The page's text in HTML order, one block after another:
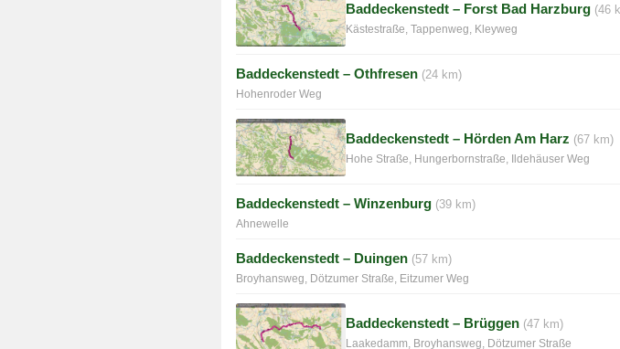
Baddeckenstedt – Forst Bad Harzburg (46
Kästestraße, Tappenweg, Kleyweg
Baddeckenstedt – Othfresen (24 km)
Hohenroder Weg
Baddeckenstedt – Hörden Am Harz (67 km)
Hohe Straße, Hungerbornstraße, Ildehäuser Weg
Baddeckenstedt – Winzenburg (39 km)
Ahnewelle
Baddeckenstedt – Duingen (57 km)
Broyhansweg, Dötzumer Straße, Eitzumer Weg
Baddeckenstedt – Brüggen (47 km)
Laakedamm, Broyhansweg, Dötzumer Straße